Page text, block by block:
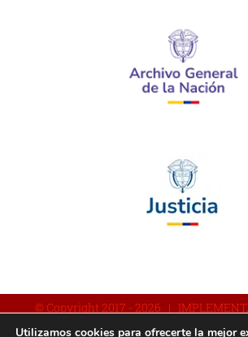
© Copyright 2017 - 2026 |
Utilizamos cookies para ofrecerte la mejor